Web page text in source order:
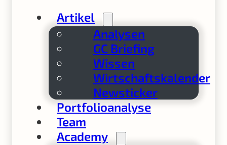
Artikel
Analysen
GC Briefing
Wissen
Wirtschaftskalender
Newsticker
Portfolioanalyse
Team
Academy